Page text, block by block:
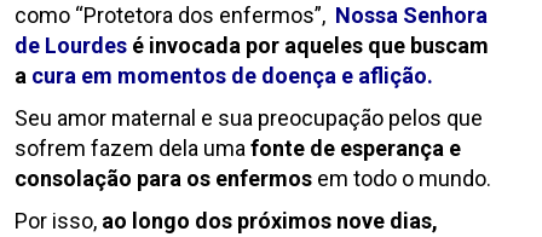
como “Protetora dos enfermos”, Nossa Senhora
de Lourdes é invocada por aqueles que buscam
a cura em momentos de doença e aflição.
Seu amor maternal e sua preocupação pelos que
sofrem fazem dela umafonte de esperança e
consolação para os enfermos em todo o mundo.
Por isso, ao longo dos próximos nove dias,